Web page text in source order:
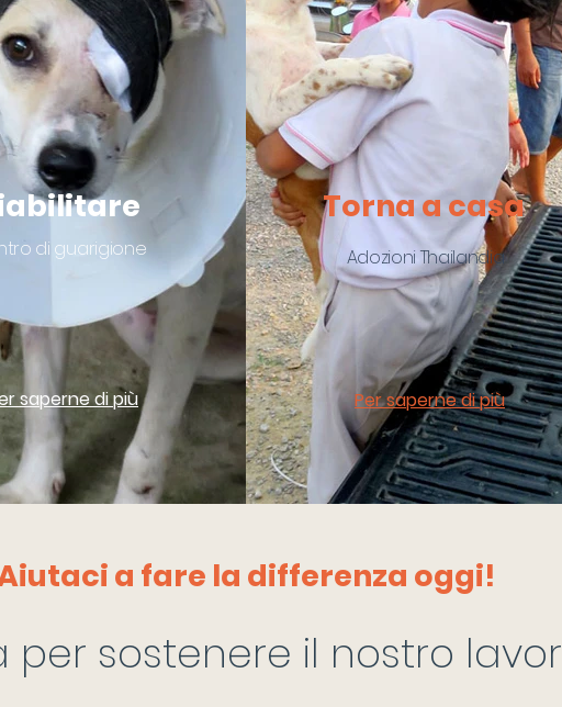
di guarigione
saperne di più
Adozioni Thailandia
Torna a casa
Per saperne di più
a fare la differenza oggi!
per sostenere il nostro